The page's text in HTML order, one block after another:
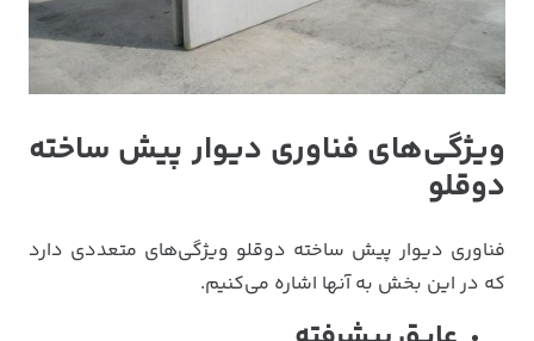
ویژگی‌های فناوری دیوار پیش ساخته
دوقلو
فناوری دیوار پیش ساخته دوقلو ویژگی‌های متعددی دارد
که در این بخش به آنها اشاره می‌کنیم.